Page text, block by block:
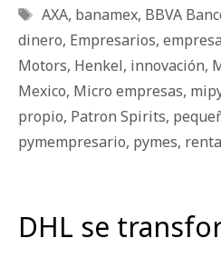
Etiquetas
AXA, banamex, BBVA
dinero, Empresarios,
Motors, Henkel, innovación,
Mexico, Micro empresas,
propio, Patron Spirits,
pymempresario, pymes,
DHL se